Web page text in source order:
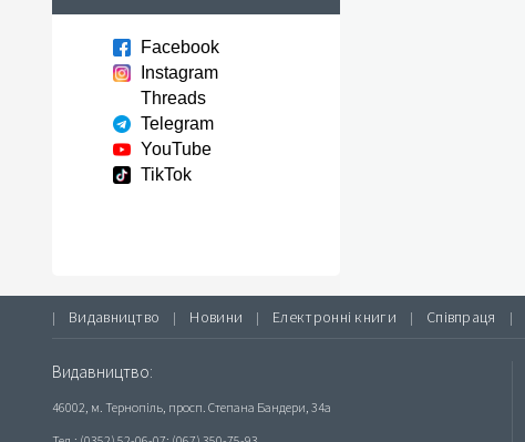
Facebook
Instagram
Threads
Telegram
YouTube
TikTok
| Видавництво | Новини | Електронні книги | Співпраця |
Видавництво:
46002, м. Тернопіль, просп. Степана Бандери, 34а